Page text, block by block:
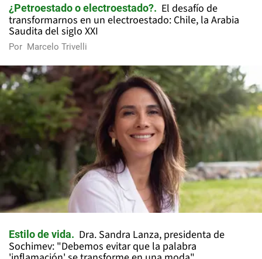
¿Petroestado o electroestado?
El desafío de
transformarnos en un electroestado: Chile, la Arabia
Saudita del siglo XXI
Por Marcelo Trivelli
Estilo de vida
Dra. Sandra Lanza, presidenta de
Sochimev: "Debemos evitar que la palabra